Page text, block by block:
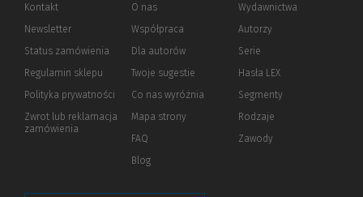
Kontakt
Newsletter
Status zamówienia
Regulamin sklepu
Polityka prywatności (Nowe
(Link
innej
Zwrot lub reklamacja
zamówienia
O nas
Współpraca
Dla autorów(Nowe
(Link
innej
strony)
Twoje sugestie
Co nas wyróżnia
Mapa strony
FAQ
Blog
Wydawnictwa
Autorzy
Serie
Hasła LEX
Segmenty
Rodzaje
Zawody